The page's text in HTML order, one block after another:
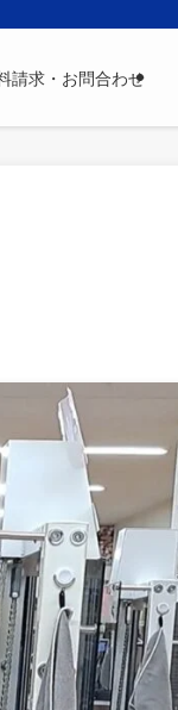
請求・お問合わせ